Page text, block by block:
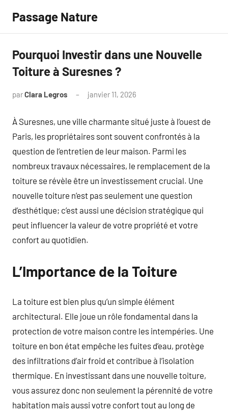
contenu
Passage Nature
Pourquoi Investir dans une Nouvelle
Toiture à Suresnes ?
parClara Legros janvier 11, 2026
À Suresnes, une ville charmante situé juste à l’ouest de
Paris, les propriétaires sont souvent confrontés à la
question de l’entretien de leur maison. Parmi les
nombreux travaux nécessaires, le remplacement de la
toiture se révèle être un investissement crucial. Une
nouvelle toiture n’est pas seulement une question
d’esthétique; c’est aussi une décision stratégique qui
peut influencer la valeur de votre propriété et votre
confort au quotidien.
L’Importance de la Toiture
La toiture est bien plus qu’un simple élément
architectural. Elle joue un rôle fondamental dans la
protection de votre maison contre les intempéries. Une
toiture en bon état empêche les fuites d’eau, protège
des infiltrations d’air froid et contribue à l’isolation
thermique. En investissant dans une nouvelle toiture,
vous assurez donc non seulement la pérennité de votre
habitation mais aussi votre confort tout au long de